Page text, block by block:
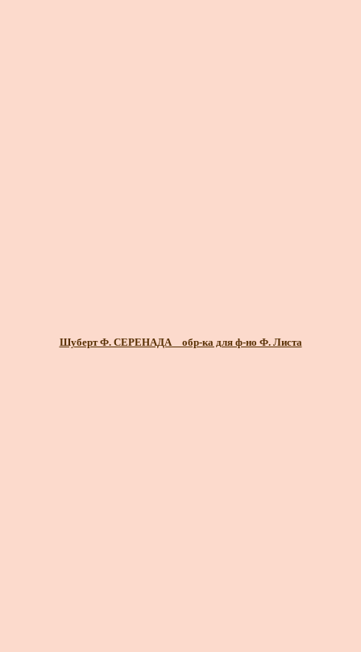
Шуберт Ф. СЕРЕНАДА _ обр-ка для ф-но Ф. Листа